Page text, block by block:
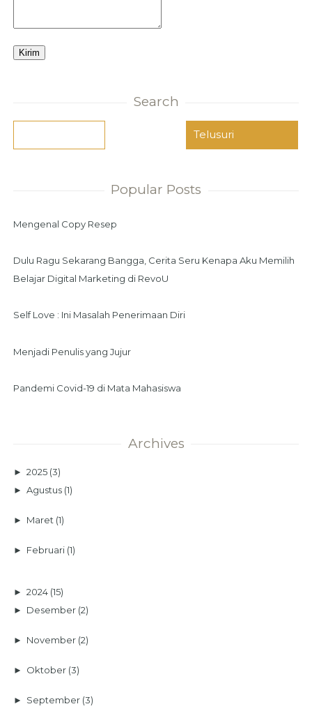
Search
Popular Posts
Mengenal Copy Resep
Dulu Ragu Sekarang Bangga, Cerita Seru Kenapa Aku Memilih
Belajar Digital Marketing di RevoU
Self Love : Ini Masalah Penerimaan Diri
Menjadi Penulis yang Jujur
Pandemi Covid-19 di Mata Mahasiswa
Archives
►2025 (3)
►Agustus (1)
► Maret (1)
► Februari (1)
►2024 (15)
► Desember (2)
► November (2)
► Oktober (3)
► September (3)